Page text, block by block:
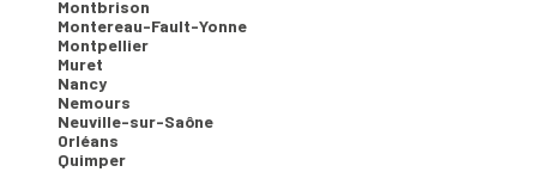
Montbrison
Montereau-Fault-Yonne
Montpellier
Muret
Nancy
Nemours
Neuville-sur-Saône
Orléans
Quimper